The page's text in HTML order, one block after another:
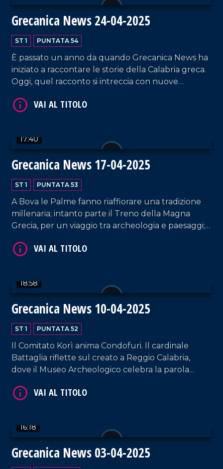
Grecanica News 24-04-2025
ST 1 PUNTATA 54
È passato un anno da quando Grecanica News ha
iniziato a raccontare le storie della Calabria greca.
Oggi, quel racconto si intreccia con nuove
una mappa archeologica per Condofuri e una
17:40
Grecanica News 17-04-2025
ST 1 PUNTATA 53
A Bova le Palme fanno riaffiorare una tradizione
millenaria; intanto parte il Treno della Magna
Grecia, per un viaggio tra archeologia e paesaggi; a
mentre sull'Aspromonte la lingua greca continua
18:58
Grecanica News 10-04-2025
ST 1 PUNTATA 52
Il Comitato Korì anima Condofuri. Il cardinale
Battaglia riflette sul creato a Reggio Calabria,
dove il Museo Archeologico celebra la parola
memoria di Pentidattilo.
16:18
Grecanica News 03-04-2025
VAI AL TITOLO
VAI AL TITOLO
VAI AL TITOLO
VAI AL TITOLO